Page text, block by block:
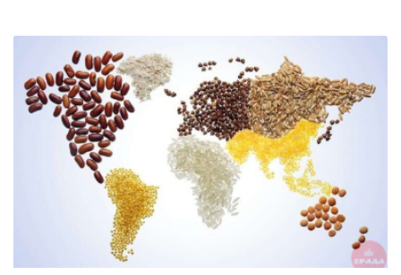
федерации
Евгений
Алексеевич»